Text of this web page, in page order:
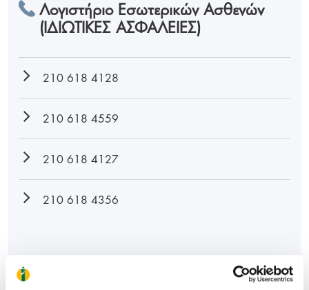
Λογιστήριο Εσωτερικών Ασθενών
(ΙΔΙΩΤΙΚΕΣ ΑΣΦΑΛΕΙΕΣ)
210 618 4128
210 618 4559
210 618 4127
210 618 4356